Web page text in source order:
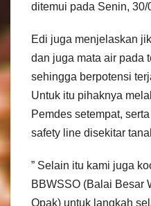
ditemui pada Senin, 30/
Edi juga menjelaskan
dan juga mata air pada
sehingga berpotensi
Untuk itu pihaknya
Pemdes setempat,
safety line disekitar
” Selain itu kami juga
BBWSSO (Balai Besar
Opak) untuk langkah